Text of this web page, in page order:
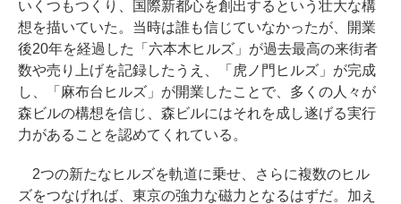
いくつもつくり、国際新都心を創出するという壮大な構
想を描いていた。当時は誰も信じていなかったが、開業
後20年を経過した「六本木ヒルズ」が過去最高の来街者
数や売り上げを記録したうえ、「虎ノ門ヒルズ」が完成
し、「麻布台ヒルズ」が開業したことで、多くの人々が
森ビルの構想を信じ、森ビルにはそれを成し遂げる実行
力があることを認めてくれている。
2つの新たなヒルズを軌道に乗せ、さらに複数のヒル
ズをつなげれば、東京の強力な磁力となるはずだ。加え